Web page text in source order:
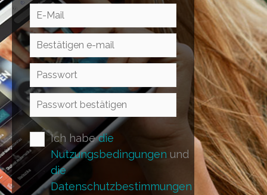
Ich habedie
Nutzungsbedingungen und
die
Datenschutzbestimmungen